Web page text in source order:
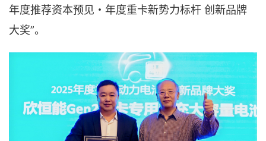
年度推荐资本预见・年度重卡新势力标杆 创新品牌
大奖”。